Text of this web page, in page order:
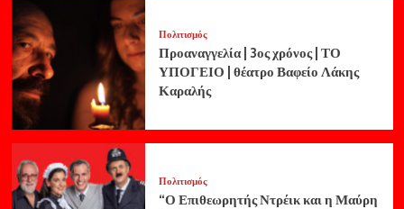
Πολιτισμός
Προαναγγελία | 3ος χρόνος | ΤΟ
ΥΠΟΓΕΙΟ | θέατρο Βαφείο Λάκης
Καραλής
Πολιτισμός
“Ο Επιθεωρητής Ντρέικ και η Μαύρη